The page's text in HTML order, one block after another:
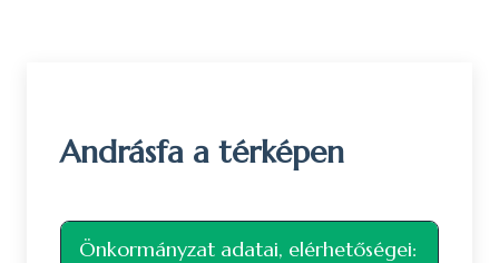
Andrásfa a térképen
+
Önkormányzat adatai, elérhetőségei: